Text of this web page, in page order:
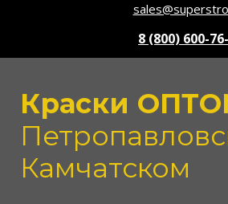
8 (800) 600-
Краски
Камчатском